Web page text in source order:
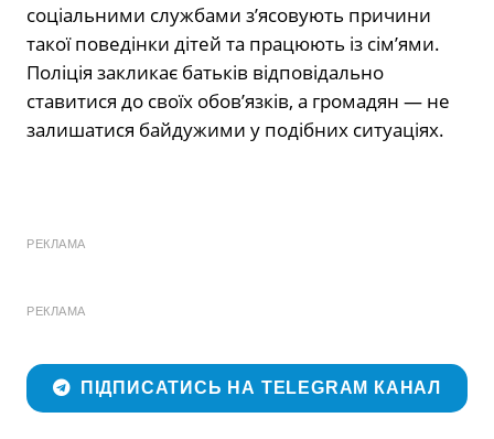
соціальними службами з’ясовують причини
такої поведінки дітей та працюють із сім’ями.
Поліція закликає батьків відповідально
ставитися до своїх обов’язків, а громадян — не
залишатися байдужими у подібних ситуаціях.
РЕКЛАМА
РЕКЛАМА
ПІДПИСАТИСЬ НА TELEGRAM КАНАЛ